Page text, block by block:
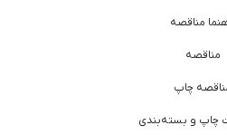
مناقصه
مناقصه
چاپ
چاپ و بسته‌بندی